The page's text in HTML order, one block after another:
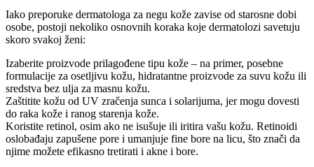
Iako preporuke dermatologa za negu kože zavise od starosne dobi
osobe, postoji nekoliko osnovnih koraka koje dermatolozi savetuju
skoro svakoj ženi:
Izaberite proizvode prilagođene tipu kože – na primer, posebne
formulacije za osetljivu kožu, hidratantne proizvode za suvu kožu ili
sredstva bez ulja za masnu kožu.
Zaštitite kožu od UV zračenja sunca i solarijuma, jer mogu dovesti
do raka kože i ranog starenja kože.
Koristite retinol, osim ako ne isušuje ili iritira vašu kožu. Retinoidi
oslobađaju zapušene pore i umanjuje fine bore na licu, što znači da
njime možete efikasno tretirati i akne i bore.